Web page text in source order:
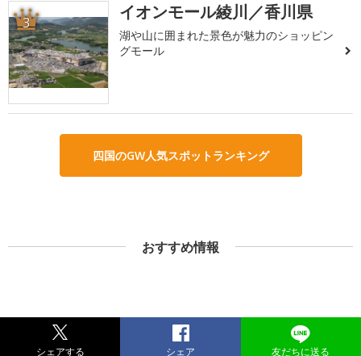
3 イオンモール綾川／香川県
湖や山に囲まれた景色が魅力のショッピン
グモール
四国のGW人気スポットランキング
おすすめ情報
シェアする シェア 友だちに送る